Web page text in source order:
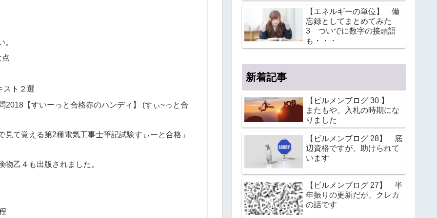
点
スト２選
2018【すいーっと合格赤のハンディ】 (すぃ~っと合
て覚える第2種電気工事士筆記試験すぃーと合格」
乙４も出版されました。
【エネルギーの単位】 備
忘録としてまとめてみた
3 ついでに数字の接頭語
も・・・
新着記事
【ビルメンブログ 30 】
またもや、入札の時期にな
りました
【ビルメンブログ 28】 底
辺資格ですが、助けられて
います
【ビルメンブログ 27】 半
年振りの更新だが、クレカ
の話です